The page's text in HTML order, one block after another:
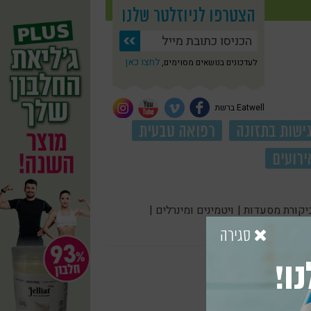
הצטרפו לניוזלטר שלנו
לעדכונים בנושאים מסוימים, לחצו כאן
Eatwell ברשת
גישות בתזונה
רפואה טבעית
מסעדות | ויטמינים ומינרלים |
סגירה